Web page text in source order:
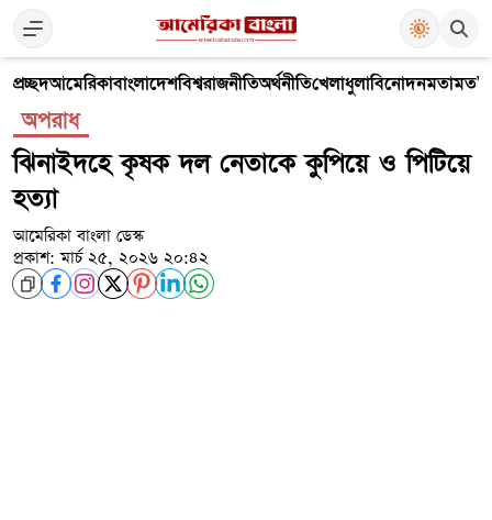
প্রচ্ছদআমেরিকাবাংলাদেশবিশ্বরাজনীতিঅর্থনীতিখেলাধুলাবিনোদনমতামত
অপরাধ
ঝিনাইদ‌হে কৃষক দল নেতা‌কে কু‌পি‌য়ে ও পি‌টি‌য়ে
হত্যা
আমেরিকা বাংলা ডেস্ক
প্রকাশ: মার্চ ২৫, ২০২৬ ২০:৪২